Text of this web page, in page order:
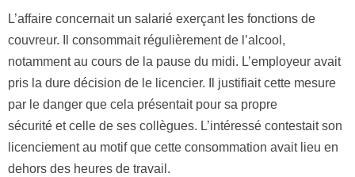
L’affaire concernait un salarié exerçant les fonctions de
couvreur. Il consommait régulièrement de l’alcool,
notamment au cours de la pause du midi. L’employeur avait
pris la dure décision de le licencier. Il justifiait cette mesure
par le danger que cela présentait pour sa propre
sécurité et celle de ses collègues. L’intéressé contestait son
licenciement au motif que cette consommation avait lieu en
dehors des heures de travail.